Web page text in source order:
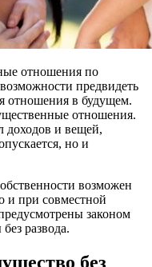
отношения по
предвидеть
отношения в будущем.
отношения.
доходов и вещей,
но и
возможен
и при совместной
законом
развода.
без